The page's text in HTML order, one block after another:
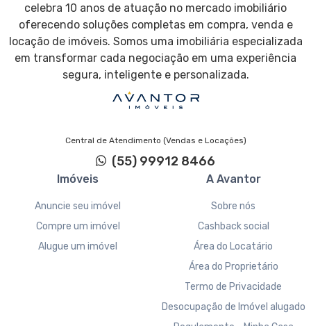
celebra 10 anos de atuação no mercado imobiliário
oferecendo soluções completas em compra, venda e
locação de imóveis. Somos uma imobiliária especializada
em transformar cada negociação em uma experiência
segura, inteligente e personalizada.
Central de Atendimento (Vendas e Locações)
(55) 99912 8466
Imóveis
Anuncie seu imóvel
Compre um imóvel
Alugue um imóvel
A Avantor
Sobre nós
Cashback social
Área do Locatário
Área do Proprietário
Termo de Privacidade
Desocupação de Imóvel alugado